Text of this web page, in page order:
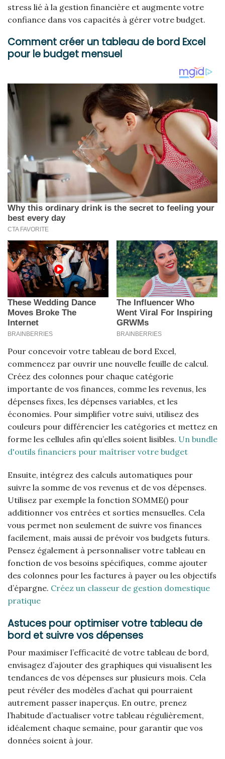
stress lié à la gestion financière et augmente votre
confiance dans vos capacités à gérer votre budget.
Comment créer un tableau de bord Excel
pour le budget mensuel
Pour concevoir votre tableau de bord Excel,
commencez par ouvrir une nouvelle feuille de calcul.
Créez des colonnes pour chaque catégorie
importante de vos finances, comme les revenus, les
dépenses fixes, les dépenses variables, et les
économies. Pour simplifier votre suivi, utilisez des
couleurs pour différencier les catégories et mettez en
forme les cellules afin qu’elles soient lisibles. Un bundle
d'outils financiers pour maîtriser votre budget
Ensuite, intégrez des calculs automatiques pour
suivre la somme de vos revenus et de vos dépenses.
Utilisez par exemple la fonction SOMME() pour
additionner vos entrées et sorties mensuelles. Cela
vous permet non seulement de suivre vos finances
facilement, mais aussi de prévoir vos budgets futurs.
Pensez également à personnaliser votre tableau en
fonction de vos besoins spécifiques, comme ajouter
des colonnes pour les factures à payer ou les objectifs
d’épargne. Créez un classeur de gestion domestique
pratique
Astuces pour optimiser votre tableau de
bord et suivre vos dépenses
Pour maximiser l’efficacité de votre tableau de bord,
envisagez d’ajouter des graphiques qui visualisent les
tendances de vos dépenses sur plusieurs mois. Cela
peut révéler des modèles d’achat qui pourraient
autrement passer inaperçus. En outre, prenez
l’habitude d’actualiser votre tableau régulièrement,
idéalement chaque semaine, pour garantir que vos
données soient à jour.